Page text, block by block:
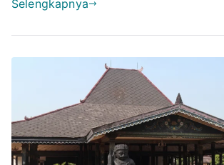
Selengkapnya